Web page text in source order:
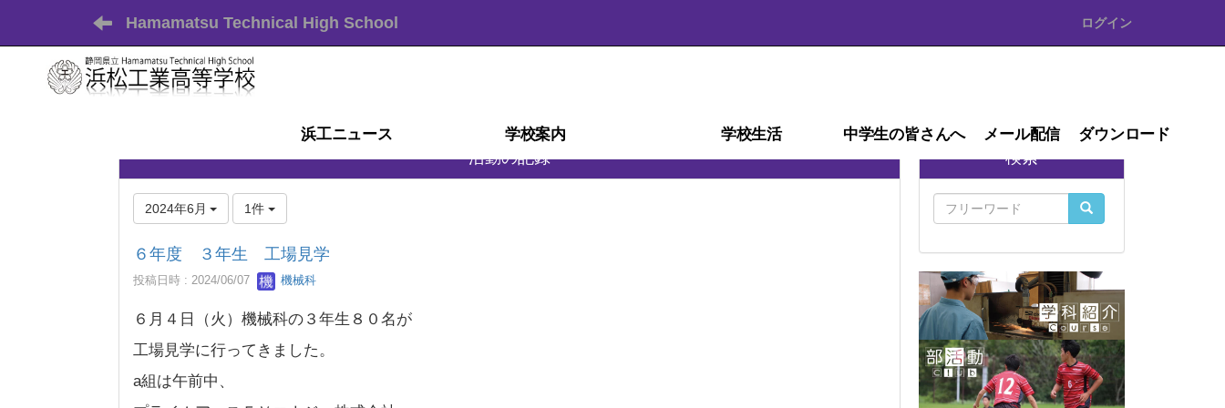
Hamamatsu Technical High School ログイン
浜工ニュース 学校案内
学校紹介
学校経営計画(学校自己評価)
スクール・ミッション
スクール・ポリシー
部活動ガイドライン
沿革・校歌
アクセス
施設
学校生活 中学生の皆さんへ メール配信 ダウンロード
活動の記録
2024年6月 1件
６年度 ３年生 工場見学
投稿日時 : 2024/06/07 機械科
６月４日（火）機械科の３年生８０名が
工場見学に行ってきました。
a組は午前中、
検索